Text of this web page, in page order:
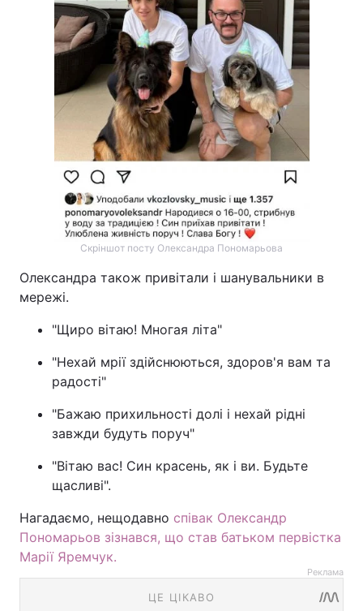
Скріншот посту Олександра Пономарьова
Олександра також привітали і шанувальники в
мережі.
"Щиро вітаю! Многая літа"
"Нехай мрії здійснюються, здоров'я вам та
радості"
"Бажаю прихильності долі і нехай рідні
завжди будуть поруч"
"Вітаю вас! Син красень, як і ви. Будьте
щасливі".
Нагадаємо, нещодавно співак Олександр
Пономарьов зізнався, що став батьком первістка
Марії Яремчук.
Реклама